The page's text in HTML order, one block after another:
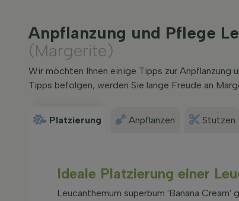
Anpflanzung und Pflege
(Margerite)
Wir möchten Ihnen einige Tipps zur Anpflanzung
Tipps befolgen, werden Sie lange Freude an
Platzierung Anpflanzen Stutzen
Ideale Platzierung einer
Leucanthemum superbum 'Banana